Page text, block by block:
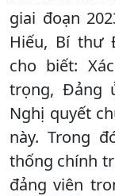
giai đoạn
Hiếu, Bí thư
cho biết:
trọng, Đảng
Nghị quyết
này. Trong
thống chính
đảng viên